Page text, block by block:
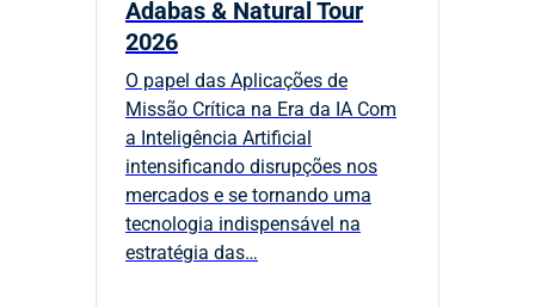
Adabas & Natural Tour
2026
O papel das Aplicações de
Missão Crítica na Era da IA Com
a Inteligência Artificial
intensificando disrupções nos
mercados e se tornando uma
tecnologia indispensável na
estratégia das…